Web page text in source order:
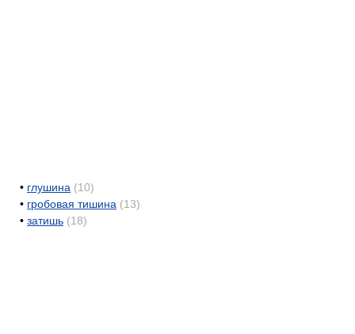
• глушина (10)
• гробовая тишина (13)
• затишь (18)